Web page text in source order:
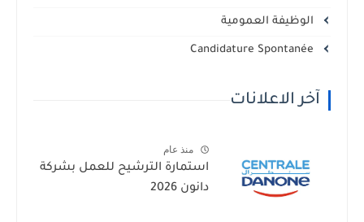
الوظيفة العمومية
آخر الاعلانات
منذ عام
استمارة الترشيح للعمل بشركة
دانون 2026